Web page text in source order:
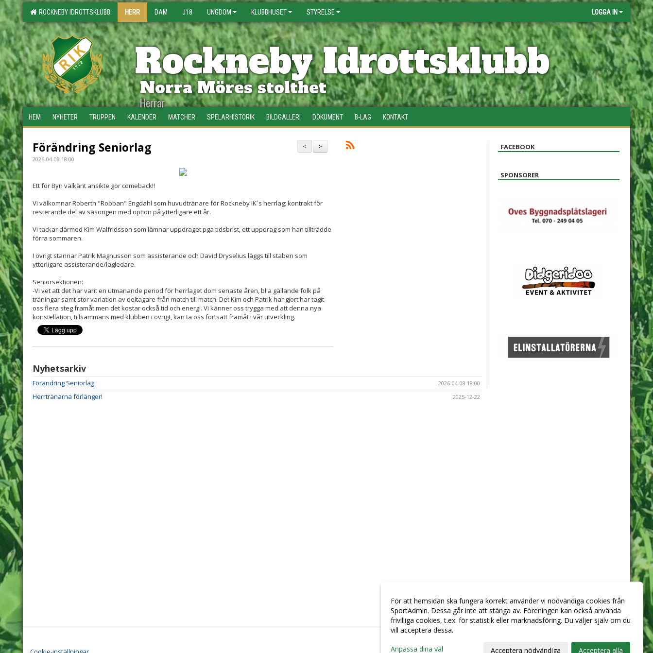
ROCKNEBY IDROTTSKLUBB HERR DAM J18 UNGDOM KLUBBHUSET STYRELSE LOGGA IN
Rockneby Idrottsklubb
Norra Möres stolthet
Herrar
HEM NYHETER TRUPPEN KALENDER MATCHER SPELARHISTORIK BILDGALLERI DOKUMENT B-LAG KONTAKT
>
<
Förändring Seniorlag
2026-04-08 18:00
Ett för Byn välkänt ansikte gör comeback!!
Vi välkomnar Roberth "Robban" Engdahl som huvudtränare för Rockneby IK´s herrlag; kontrakt för
resterande del av säsongen med option på ytterligare ett år.
Vi tackar därmed Kim Walfridsson som lämnar uppdraget pga tidsbrist, ett uppdrag som han tillträdde
förra sommaren.
I övrigt stannar Patrik Magnusson som assisterande och David Dryselius läggs till staben som
ytterligare assisterande/lagledare.
Seniorsektionen:
-Vi vet att det har varit en utmanande period för herrlaget dom senaste åren, bl a gällande folk på
träningar samt stor variation av deltagare från match till match. Det Kim och Patrik har gjort har tagit
oss flera steg framåt men det kostar också tid och energi. Vi känner oss trygga med att denna nya
konstellation, tillsammans med klubben i övrigt, kan ta oss fortsatt framåt i vår utveckling.
Nyhetsarkiv
Förändring Seniorlag 2026-04-08 18:00
Herrtränarna förlänger! 2025-12-22
FACEBOOK
SPONSORER
För att hemsidan ska fungera korrekt använder vi nödvändiga cookies från
SportAdmin. Dessa går inte att stänga av. Föreningen kan också använda
frivilliga cookies, t.ex. för statistik eller marknadsföring. Du väljer själv om du
vill acceptera dessa.
Anpassa dina val Acceptera nödvändiga Acceptera alla